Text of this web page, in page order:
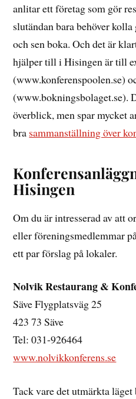
anlitar ett företag som gör
slutändan bara behöver
och sen boka. Och det är
hjälper till i Hisingen är till
(www.konferenspoolen.se)
(www.bokningsbolaget.se).
överblick, men spar mycket
bra sammanställning över
Hisingen
Om du är intresserad av att
eller föreningsmedlemmar
ett par förslag på lokaler.
Nolvik Restaurang &
Säve Flygplatsväg 25
423 73 Säve
Tel: 031-926464
www.nolvikkonferens.se
Tack vare det utmärkta